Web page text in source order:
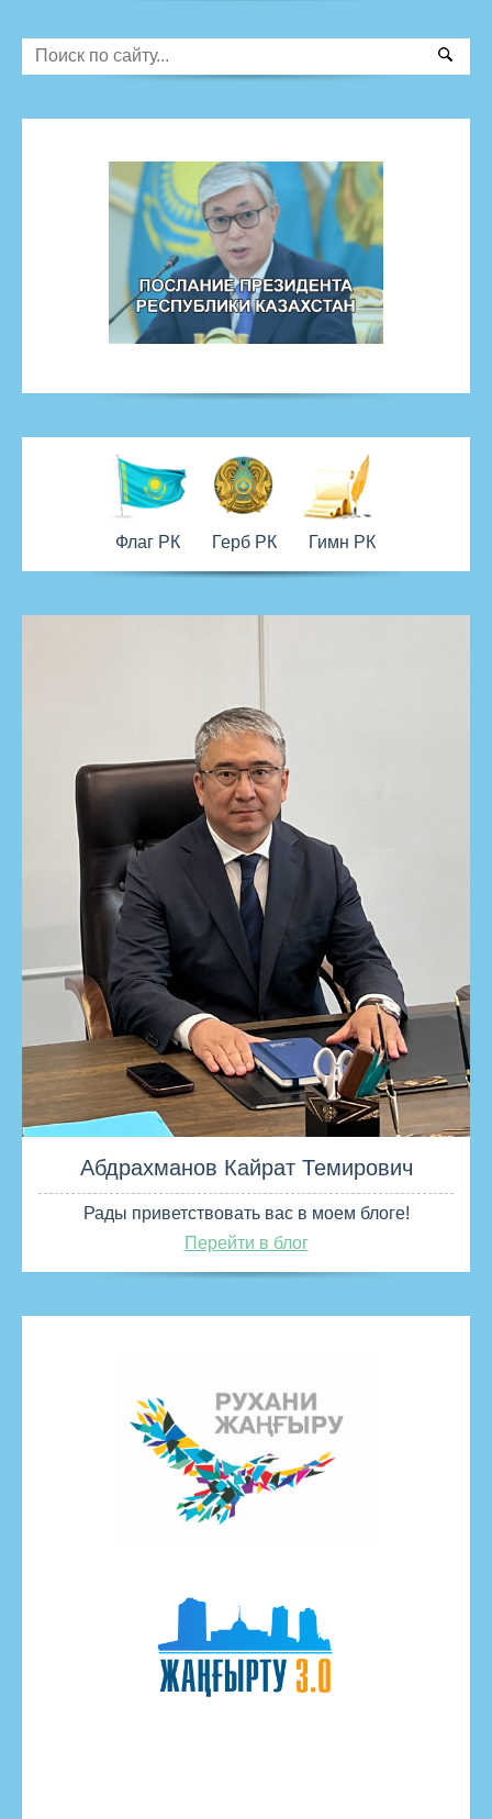
Флаг РК Герб РК Гимн РК
Абдрахманов Кайрат Темирович
Рады приветствовать вас в моем блоге!
Перейти в блог